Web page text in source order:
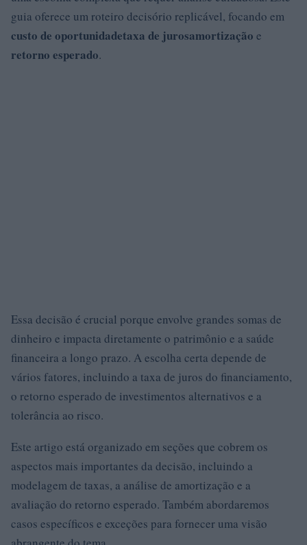
guia oferece um roteiro decisório replicável, focando em
custo de oportunidadetaxa de jurosamortização e
retorno esperado.
Essa decisão é crucial porque envolve grandes somas de
dinheiro e impacta diretamente o patrimônio e a saúde
financeira a longo prazo. A escolha certa depende de
vários fatores, incluindo a taxa de juros do financiamento,
o retorno esperado de investimentos alternativos e a
tolerância ao risco.
Este artigo está organizado em seções que cobrem os
aspectos mais importantes da decisão, incluindo a
modelagem de taxas, a análise de amortização e a
avaliação do retorno esperado. Também abordaremos
casos específicos e exceções para fornecer uma visão